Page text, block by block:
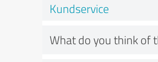
Kundservice
What do you think of